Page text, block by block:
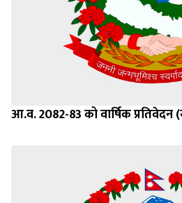
आ.व. 2082-83 को वार्षिक प्रतिवेदन